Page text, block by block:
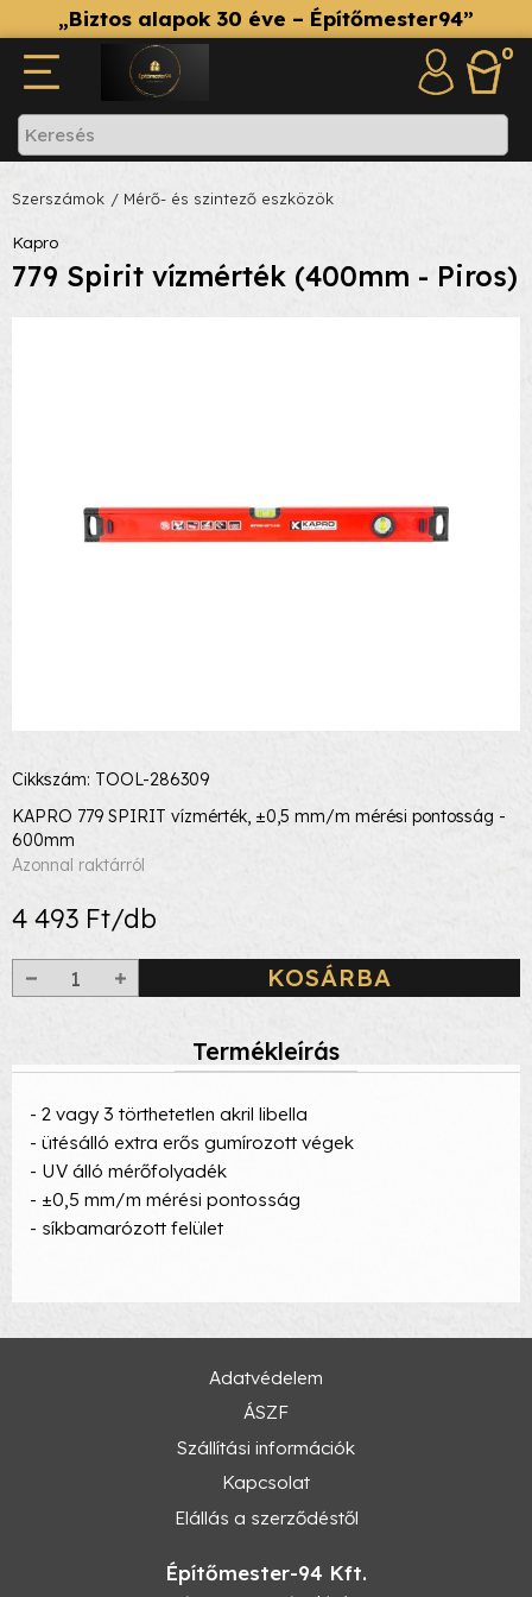
„Biztos alapok 30 éve – Építőmester94”
0
Szerszámok / Mérő- és szintező eszközök
Kapro
779 Spirit vízmérték (400mm - Piros)
Cikkszám: TOOL-286309
KAPRO 779 SPIRIT vízmérték, ±0,5 mm/m mérési pontosság -
600mm
Azonnal raktárról
4 493 Ft/db
KOSÁRBA
Termékleírás
- 2 vagy 3 törthetetlen akril libella
- ütésálló extra erős gumírozott végek
- UV álló mérőfolyadék
- ±0,5 mm/m mérési pontosság
- síkbamarózott felület
Adatvédelem
ÁSZF
Szállítási információk
Kapcsolat
Elállás a szerződéstől
Építőmester-94 Kft.